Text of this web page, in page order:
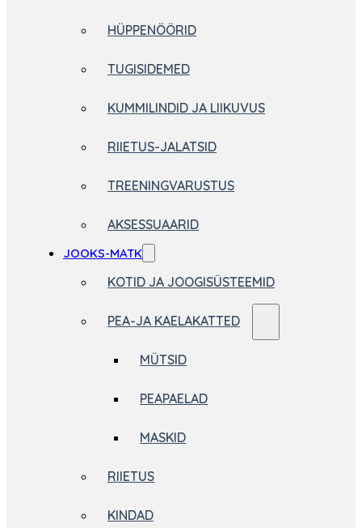
HÜPPENÖÖRID
TUGISIDEMED
KUMMILINDID JA LIIKUVUS
RIIETUS-JALATSID
TREENINGVARUSTUS
AKSESSUAARID
JOOKS-MATK
KOTID JA JOOGISÜSTEEMID
PEA-JA KAELAKATTED
MÜTSID
PEAPAELAD
MASKID
RIIETUS
KINDAD